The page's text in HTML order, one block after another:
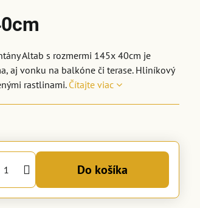
Altab s rozmermi 145x 40cm je
aj vonku na balkóne či terase. Hliníkový
rastlinami.Čítajte viac
Do košíka